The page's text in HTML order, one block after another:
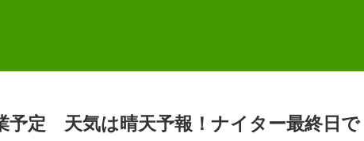
予定 天気は晴天予報！ナイター最終日で